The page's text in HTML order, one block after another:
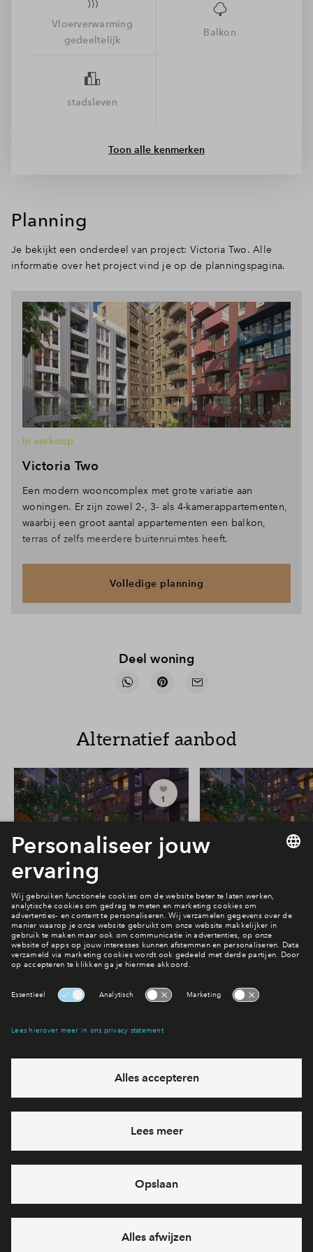
de groene binnentuin en het gedeelde terras heel
ontspannen. Je woont hier energiezuinig (label A), in een
autoluw gebouw met lift en alle voorzieningen dichtbij. Even
op de trein naar Amsterdam, het is allemaal dichtbij. En
daarna? Lekker thuiskomen op jouw balkon in de avondzon,
Vloerverwarming
gedeeltelijk
Balkon
stadsleven
Toon alle kenmerken
Planning
Je bekijkt een onderdeel van project: Victoria Two. Alle
informatie over het project vind je op de planningspagina.
Victoria Two
In verkoop
Een modern wooncomplex met grote variatie aan
woningen. Er zijn zowel 2-, 3- als 4-kamerappartementen,
waarbij een groot aantal appartementen een balkon,
terras of zelfs meerdere buitenruimtes heeft.
Volledige planning
Deel woning
Alternatief aanbod
1
#207
Vrij
Victoria Two Tuinzicht
appartement #207
€ 593.344 v.o.n.
Vrij
Victoria Two
appartement
€ 590.844
Interesse? Meld je dan snel aan
Hiermee blijf je op de hoogte van het belangrijkste nieuws en
Ja, ik wil mij aanmelden
Heb je een vraag en wil je direct antwoord? Bel ons op
712 29 88